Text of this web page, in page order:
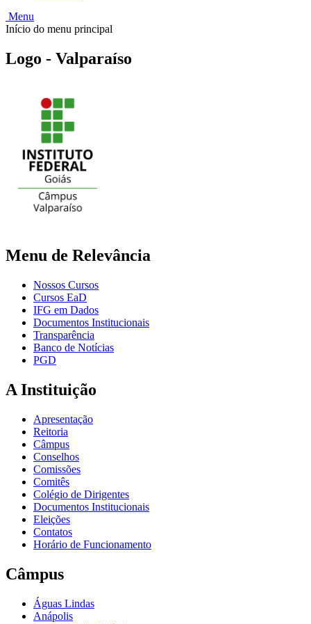
Menu
Início do menu principal
Logo - Valparaíso
Menu de Relevância
Nossos Cursos
Cursos EaD
IFG em Dados
Documentos Institucionais
Transparência
Banco de Notícias
PGD
A Instituição
Apresentação
Reitoria
Câmpus
Conselhos
Comissões
Comitês
Colégio de Dirigentes
Documentos Institucionais
Eleições
Contatos
Horário de Funcionamento
Câmpus
Águas Lindas
Anápolis